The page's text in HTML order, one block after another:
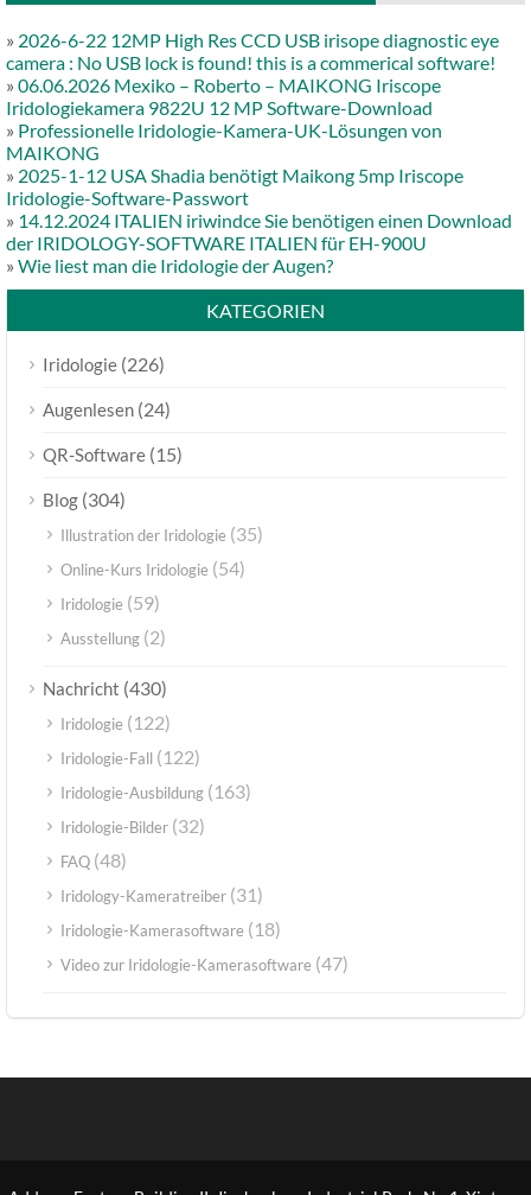
» 2026-6-22 12MP High Res CCD USB irisope diagnostic eye
camera : No USB lock is found! this is a commerical software!
» 06.06.2026 Mexiko – Roberto – MAIKONG Iriscope
Iridologiekamera 9822U 12 MP Software-Download
» Professionelle Iridologie-Kamera-UK-Lösungen von
MAIKONG
» 2025-1-12 USA Shadia benötigt Maikong 5mp Iriscope
Iridologie-Software-Passwort
» 14.12.2024 ITALIEN iriwindce Sie benötigen einen Download
der IRIDOLOGY-SOFTWARE ITALIEN für EH-900U
» Wie liest man die Iridologie der Augen?
KATEGORIEN
Iridologie (226)
Augenlesen (24)
QR-Software (15)
Blog (304)
Illustration der Iridologie (35)
Online-Kurs Iridologie (54)
Iridologie (59)
Ausstellung (2)
Nachricht (430)
Iridologie (122)
Iridologie-Fall (122)
Iridologie-Ausbildung (163)
Iridologie-Bilder (32)
FAQ (48)
Iridology-Kameratreiber (31)
Iridologie-Kamerasoftware (18)
Video zur Iridologie-Kamerasoftware (47)